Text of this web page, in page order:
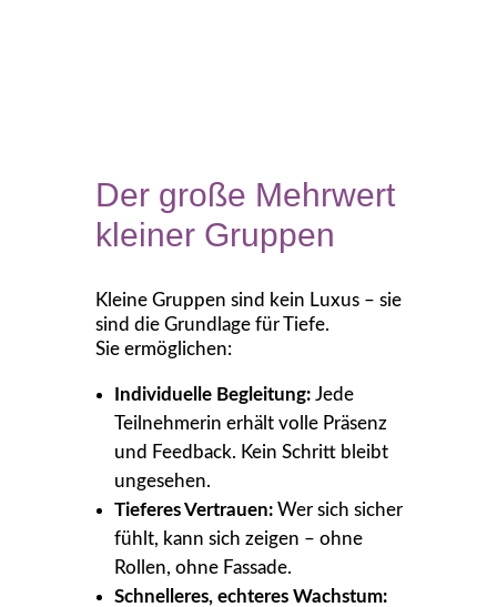
Der große Mehrwert
kleiner Gruppen
Kleine Gruppen sind kein Luxus – sie
sind die Grundlage für Tiefe.
Sie ermöglichen:
Individuelle Begleitung: Jede
Teilnehmerin erhält volle Präsenz
und Feedback. Kein Schritt bleibt
ungesehen.
Tieferes Vertrauen: Wer sich sicher
fühlt, kann sich zeigen – ohne
Rollen, ohne Fassade.
Schnelleres, echteres Wachstum: